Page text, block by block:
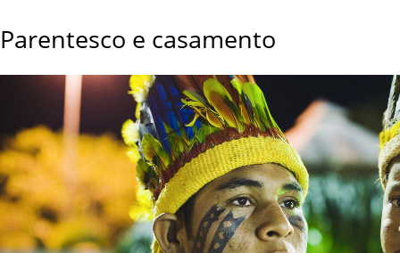
Parentesco e casamento